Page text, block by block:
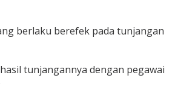
berlaku berefek pada tunjangan
tunjangannya dengan pegawai